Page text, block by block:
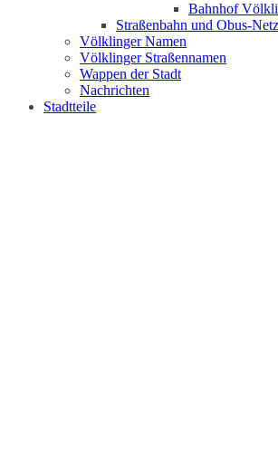
Bahnhof
Straßenbahn und Obus-Netz
Völklinger Namen
Völklinger Straßennamen
Wappen der Stadt
Nachrichten
Stadtteile